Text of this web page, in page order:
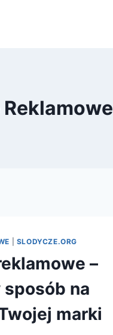
Reklamowe
SLODYCZE.ORG
–
na
marki